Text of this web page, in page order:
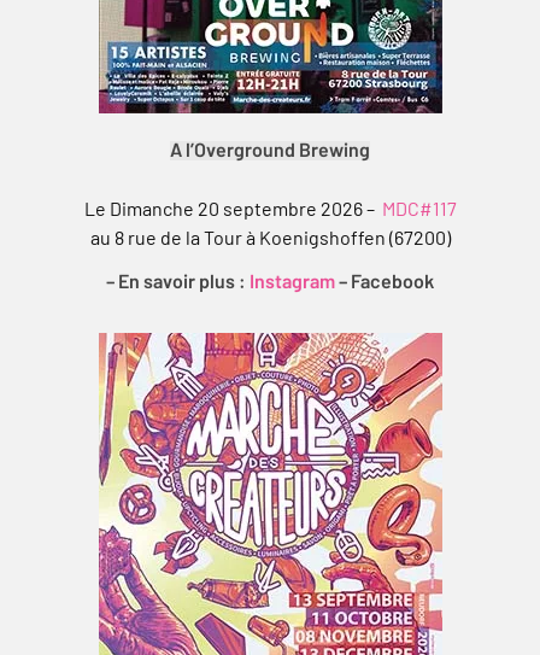
A l’Overground Brewing
Le Dimanche 20 septembre 2026 – MDC#117
au 8 rue de la Tour à Koenigshoffen (67200)
– En savoir plus : Instagram– Facebook